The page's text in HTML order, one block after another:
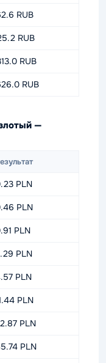
RUB
RUB
RUB
RUB
—
PLN
PLN
PLN
PLN
PLN
PLN
PLN
PLN